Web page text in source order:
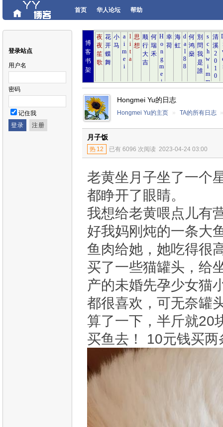
首页 华人论坛 帮助
登录站点
用户名
密码
记住我
博
客
书
架
Hongmei Yu的日志
Hongmei Yu的主页 » TA的所有日志
月子饭
热 12 已有 6096 次阅读 2023-04-24 03:00
老黄坐月子坐了一个
都睁开了眼睛。
我想给老黄喂点儿有
好我妈刚炖的一条大
鱼肉给她，她吃得很
买了一些猫罐头，给
产的未婚先孕少女猫
都很喜欢，可无奈罐
算了一下，半斤就20
买鱼去！ 10元钱买